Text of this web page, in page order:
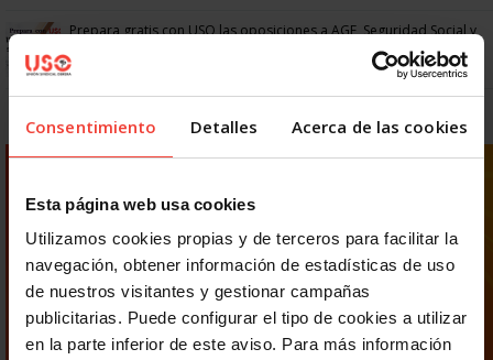
Consentimiento Detalles Acerca de las cookies
Esta página web usa cookies
Utilizamos cookies propias y de terceros para facilitar la
navegación, obtener información de estadísticas de uso
de nuestros visitantes y gestionar campañas
publicitarias. Puede configurar el tipo de cookies a utilizar
en la parte inferior de este aviso. Para más información
Prepara gratis con USO las oposiciones a AGE, Seguridad Social y